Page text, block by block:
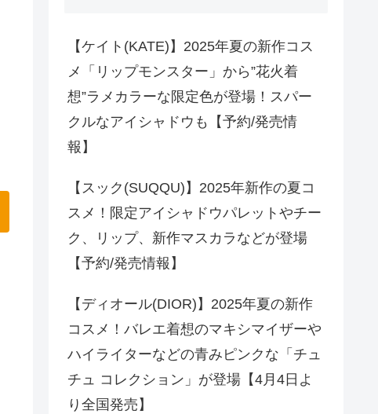
【ケイト(KATE)】2025年夏の新作コス
メ「リップモンスター」から”花火着
想”ラメカラーな限定色が登場！スパー
クルなアイシャドウも【予約/発売情
報】
【スック(SUQQU)】2025年新作の夏コ
スメ！限定アイシャドウパレットやチー
ク、リップ、新作マスカラなどが登場
【予約/発売情報】
【ディオール(DIOR)】2025年夏の新作
コスメ！バレエ着想のマキシマイザーや
ハイライターなどの青みピンクな「チュ
チュ コレクション」が登場【4月4日よ
り全国発売】